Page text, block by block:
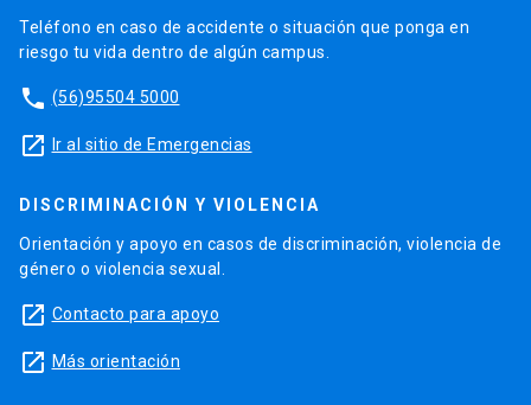
Teléfono en caso de accidente o situación que ponga en
riesgo tu vida dentro de algún campus.
phone (56)95504 5000
launch Ir al sitio de Emergencias
DISCRIMINACIÓN Y VIOLENCIA
Orientación y apoyo en casos de discriminación, violencia de
género o violencia sexual.
launch Contacto para apoyo
launch Más orientación